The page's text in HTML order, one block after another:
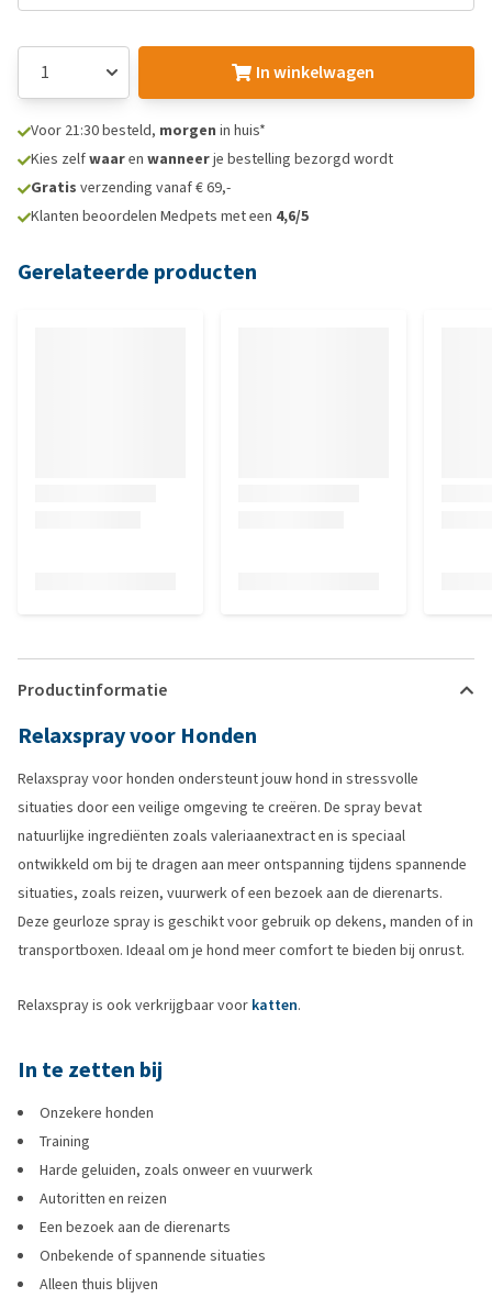
In winkelwagen
Voor 21:30 besteld, morgen in huis*
Kies zelfwaaren wanneerje bestelling bezorgd wordt
Gratis verzending vanaf € 69,-
Klanten beoordelen Medpets met een 4,6/5
Gerelateerde producten
Productinformatie
Relaxspray voor Honden
Relaxspray voor honden ondersteunt jouw hond in stressvolle
situaties door een veilige omgeving te creëren. De spray bevat
natuurlijke ingrediënten zoals valeriaanextract en is speciaal
ontwikkeld om bij te dragen aan meer ontspanning tijdens spannende
situaties, zoals reizen, vuurwerk of een bezoek aan de dierenarts.
Deze geurloze spray is geschikt voor gebruik op dekens, manden of in
transportboxen. Ideaal om je hond meer comfort te bieden bij onrust.
Relaxspray is ook verkrijgbaar voor katten.
In te zetten bij
Onzekere honden
Training
Harde geluiden, zoals onweer en vuurwerk
Autoritten en reizen
Een bezoek aan de dierenarts
Onbekende of spannende situaties
Alleen thuis blijven